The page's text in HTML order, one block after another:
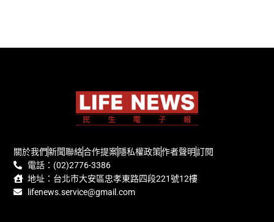
關於我們新聞聯絡合作提案隱私權政策作者聲明訂閱
電話：(02)2776-3386
地址：台北市大安區忠孝東路四段221號12樓
lifenews.service@gmail.com